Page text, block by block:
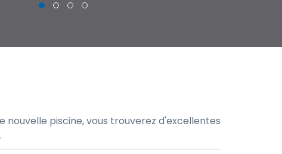
nouvelle piscine, vous trouverez d'excellentes